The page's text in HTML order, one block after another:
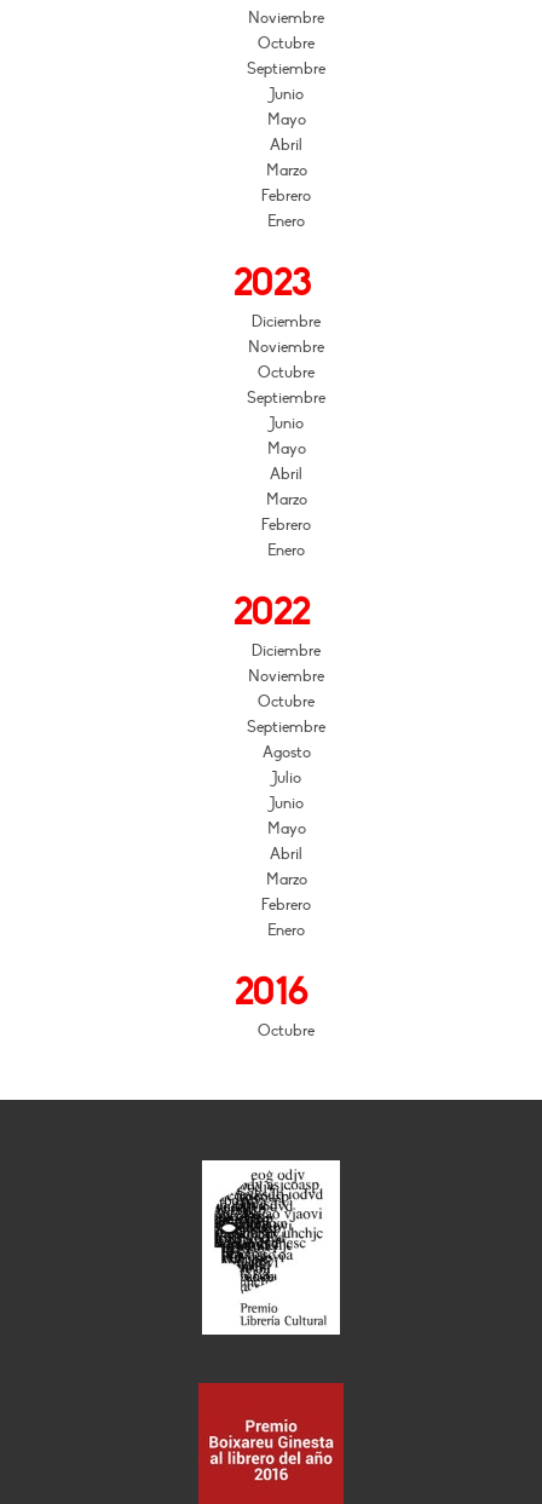
Noviembre
Octubre
Septiembre
Junio
Mayo
Abril
Marzo
Febrero
Enero
2023
Diciembre
Noviembre
Octubre
Septiembre
Junio
Mayo
Abril
Marzo
Febrero
Enero
2022
Diciembre
Noviembre
Octubre
Septiembre
Agosto
Julio
Junio
Mayo
Abril
Marzo
Febrero
Enero
2016
Octubre